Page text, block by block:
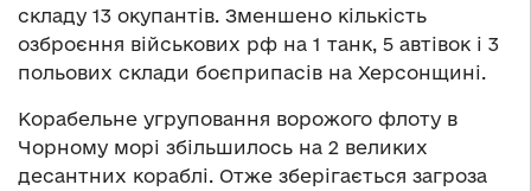
складу 13 окупантів. Зменшено кількість
озброєння військових рф на 1 танк, 5 автівок і 3
польових склади боєприпасів на Херсонщині.
Корабельне угруповання ворожого флоту в
Чорному морі збільшилось на 2 великих
десантних кораблі. Отже зберігається загроза